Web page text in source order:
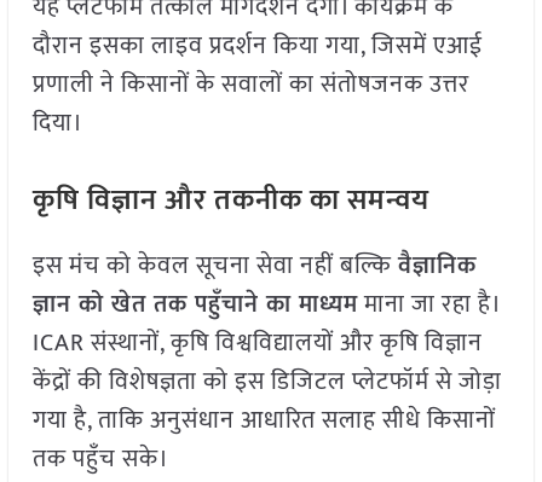
दौरान इसका लाइव प्रदर्शन किया गया, जिसमें एआई
प्रणाली ने किसानों के सवालों का संतोषजनक उत्तर
दिया।
कृषि विज्ञान और तकनीक का समन्वय
इस मंच को केवल सूचना सेवा नहीं बल्किवैज्ञानिक
ज्ञान को खेत तक पहुँचाने का माध्यममाना जा रहा है।
ICAR संस्थानों, कृषि विश्वविद्यालयों और कृषि विज्ञान
केंद्रों की विशेषज्ञता को इस डिजिटल प्लेटफॉर्म से जोड़ा
गया है, ताकि अनुसंधान आधारित सलाह सीधे किसानों
तक पहुँच सके।